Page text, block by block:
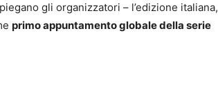
gli organizzatori – l’edizione italiana,
primo appuntamento globale della serie